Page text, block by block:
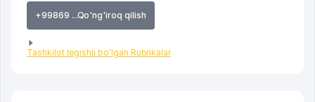
+99869 ...Qo'ng'iroq qilish
Tashkilot tegishli bo'lgan Rubrikalar